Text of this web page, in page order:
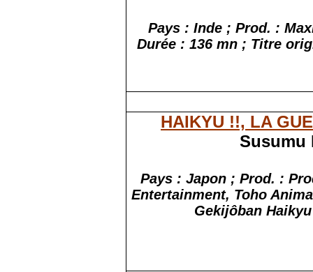
Pays : Inde ; Prod. :
Durée : 136 mn ; Titre
HAIKYU !!, LA
Susumu
Pays : Japon ; Prod. :
Entertainment, Toho
Gekijôban Haikyu